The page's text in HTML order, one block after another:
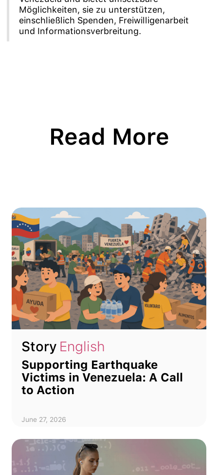
Möglichkeiten, sie zu unterstützen,
einschließlich Spenden, Freiwilligenarbeit
und Informationsverbreitung.
Read More
Story English
Supporting Earthquake
Victims in Venezuela: A Call
to Action
June 27, 2026